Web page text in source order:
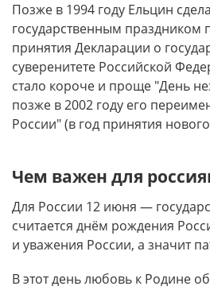
Позже в 1994 году Ельцин
государственным праздником
принятия Декларации о
суверенитете Российской
стало короче и проще "День
позже в 2002 году его
России" (в год принятия
Чем важен для
Для России 12 июня —
считается днём рождения
и уважения России, а значит
В этот день любовь к Родине